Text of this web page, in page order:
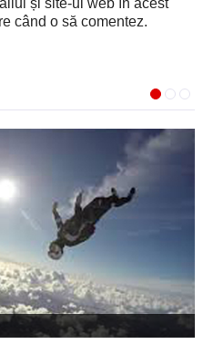
când o să comentez.